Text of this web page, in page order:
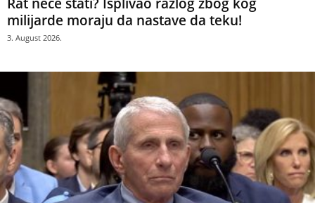
milijarde moraju da nastave da teku!
3. August 2026.